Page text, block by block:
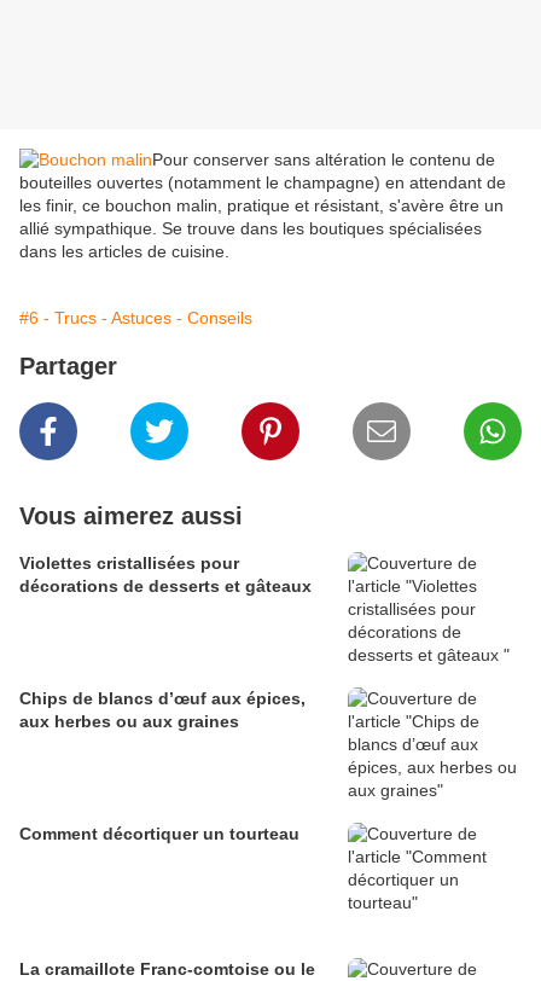
Pour conserver sans altération le contenu de
bouteilles ouvertes (notamment le champagne) en attendant de
les finir, ce bouchon malin, pratique et résistant, s'avère être un
allié sympathique. Se trouve dans les boutiques spécialisées
dans les articles de cuisine.
#6 - Trucs - Astuces - Conseils
Partager
Vous aimerez aussi
Violettes cristallisées pour
décorations de desserts et gâteaux
Chips de blancs d’œuf aux épices,
aux herbes ou aux graines
Comment décortiquer un tourteau
La cramaillote Franc-comtoise ou le